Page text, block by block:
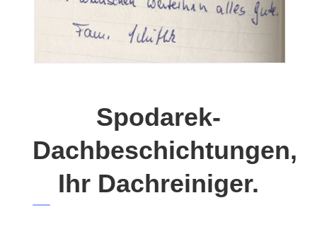
Spodarek-
Dachbeschichtungen,
Ihr Dachreiniger.